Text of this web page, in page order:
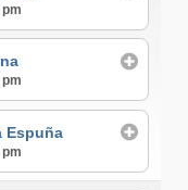
Espuña